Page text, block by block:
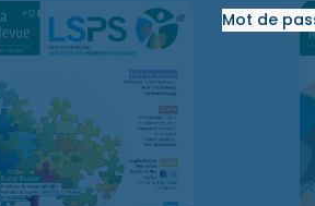
Mot de